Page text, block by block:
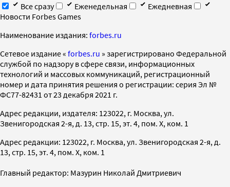
Все сразу
Еженедельная
Ежедневная
Новости Forbes Games
Наименование издания: forbes.ru
Cетевое издание « forbes.ru » зарегистрировано Федеральной
службой по надзору в сфере связи, информационных
технологий и массовых коммуникаций, регистрационный
номер и дата принятия решения о регистрации: серия Эл №
ФС77-82431 от 23 декабря 2021 г.
Адрес редакции, издателя: 123022, г. Москва, ул.
Звенигородская 2-я, д. 13, стр. 15, эт. 4, пом. X, ком. 1
Адрес редакции: 123022, г. Москва, ул. Звенигородская 2-я, д.
13, стр. 15, эт. 4, пом. X, ком. 1
Главный редактор: Мазурин Николай Дмитриевич